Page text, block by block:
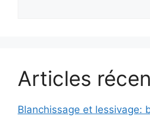
Articles
Blanchissage et lessivage: